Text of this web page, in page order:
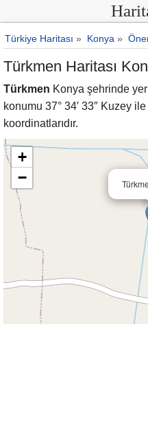
Türkiye Haritası » Konya »
Türkmen Haritası
Türkmen Konya şehrinde
konumu 37° 34′ 33″ Kuzey
koordinatlarıdır.
+
−